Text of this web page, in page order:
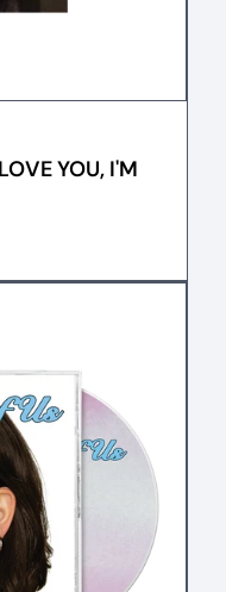
YOU, I'M